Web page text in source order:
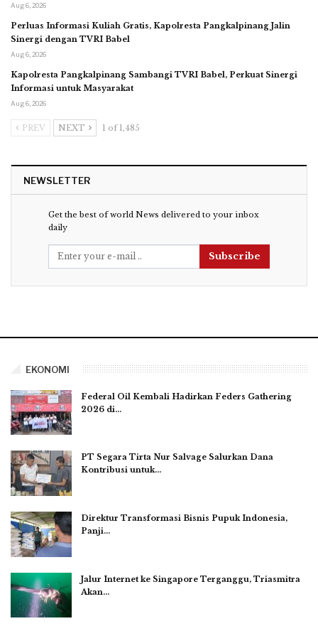
Aug 6, 2026
Perluas Informasi Kuliah Gratis, Kapolresta Pangkalpinang Jalin
Sinergi dengan TVRI Babel
Aug 6, 2026
Kapolresta Pangkalpinang Sambangi TVRI Babel, Perkuat Sinergi
Informasi untuk Masyarakat
Aug 6, 2026
PREV NEXT 1 of 1,485
NEWSLETTER
Get the best of world News delivered to your inbox
daily
Subscribe
EKONOMI
Federal Oil Kembali Hadirkan Feders Gathering
2026 di…
PT Segara Tirta Nur Salvage Salurkan Dana
Kontribusi untuk…
Direktur Transformasi Bisnis Pupuk Indonesia,
Panji…
Jalur Internet ke Singapore Terganggu, Triasmitra
Akan…